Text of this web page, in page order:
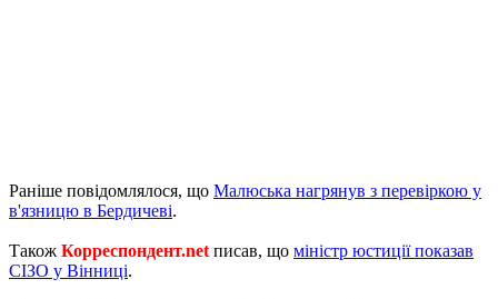
Раніше повідомлялося, що Малюська нагрянув з перевіркою у
в'язницю в Бердичеві.
Також Корреспондент.net писав, що міністр юстиції показав
СІЗО у Вінниці.